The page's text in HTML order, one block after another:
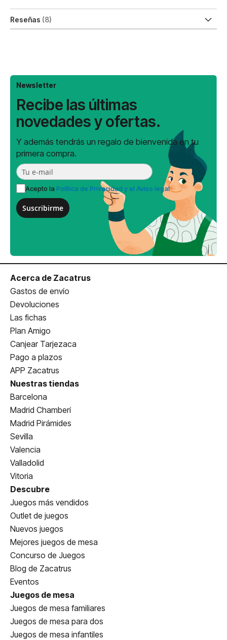
Reseñas 8
Newsletter
Recibe las últimas
novedades y ofertas.
Y además tendrás un regalo de bienvenida en tu
primera compra.
Acepto la Política de Privacidad y el Aviso legal
Suscribirme
Acerca de Zacatrus
Gastos de envío
Devoluciones
Las fichas
Plan Amigo
Canjear Tarjezaca
Pago a plazos
APP Zacatrus
Nuestras tiendas
Barcelona
Madrid Chamberí
Madrid Pirámides
Sevilla
Valencia
Valladolid
Vitoria
Descubre
Juegos más vendidos
Outlet de juegos
Nuevos juegos
Mejores juegos de mesa
Concurso de Juegos
Blog de Zacatrus
Eventos
Juegos de mesa
Juegos de mesa familiares
Juegos de mesa para dos
Juegos de mesa infantiles